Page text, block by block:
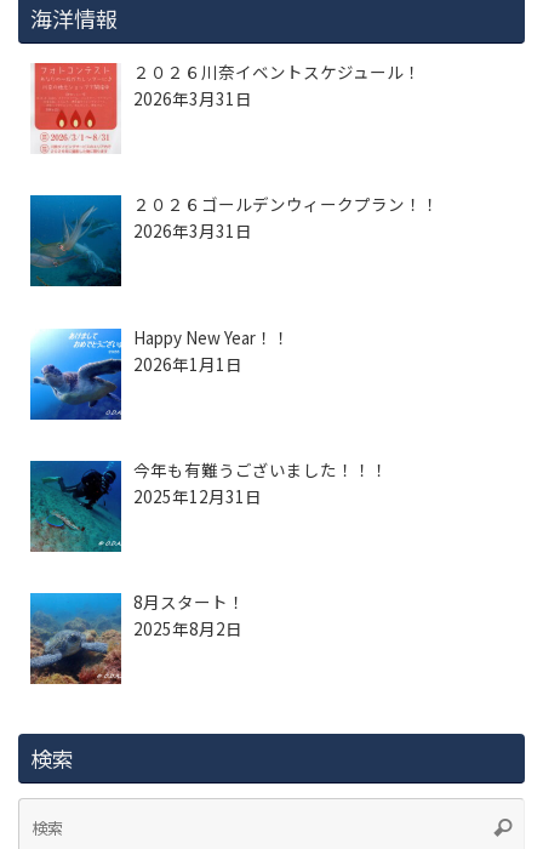
海洋情報
２０２６川奈イベントスケジュール！
2026年3月31日
２０２６ゴールデンウィークプラン！！
2026年3月31日
Happy New Year！！
2026年1月1日
今年も有難うございました！！！
2025年12月31日
8月スタート！
2025年8月2日
検索